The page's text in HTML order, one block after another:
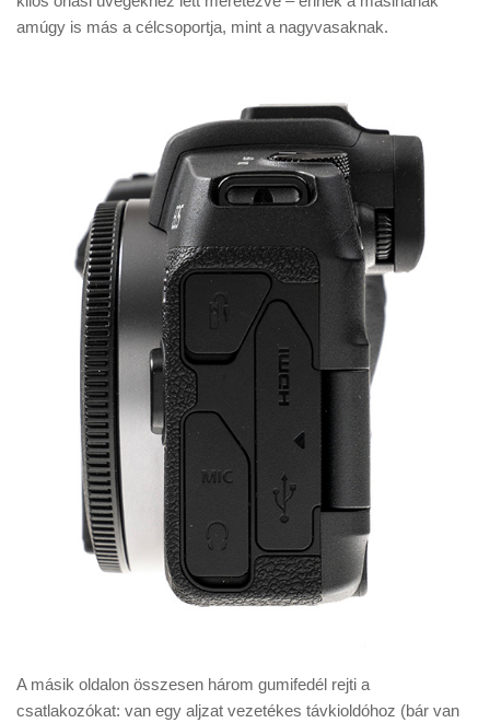
amúgy is más a célcsoportja, mint a nagyvasaknak.
A másik oldalon összesen három gumifedél rejti a
csatlakozókat: van egy aljzat vezetékes távkioldóhoz (bár van